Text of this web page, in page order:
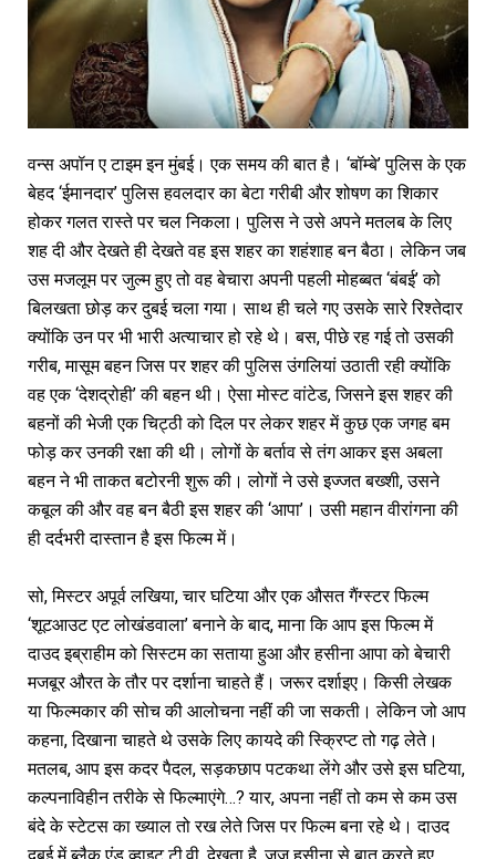
वन्स अपॉन ए टाइम इन मुंबई। एक समय की बात है। ‘बॉम्बे’ पुलिस के एक
बेहद ‘ईमानदार’ पुलिस हवलदार का बेटा गरीबी और शोषण का शिकार
होकर गलत रास्ते पर चल निकला। पुलिस ने उसे अपने मतलब के लिए
शह दी और देखते ही देखते वह इस शहर का शहंशाह बन बैठा। लेकिन जब
उस मजलूम पर जुल्म हुए तो वह बेचारा अपनी पहली मोहब्बत ‘बंबई’ को
बिलखता छोड़ कर दुबई चला गया। साथ ही चले गए उसके सारे रिश्तेदार
क्योंकि उन पर भी भारी अत्याचार हो रहे थे। बस, पीछे रह गई तो उसकी
गरीब, मासूम बहन जिस पर शहर की पुलिस उंगलियां उठाती रही क्योंकि
वह एक ‘देशद्रोही’ की बहन थी। ऐसा मोस्ट वांटेड, जिसने इस शहर की
बहनों की भेजी एक चिट्ठी को दिल पर लेकर शहर में कुछ एक जगह बम
फोड़ कर उनकी रक्षा की थी। लोगों के बर्ताव से तंग आकर इस अबला
बहन ने भी ताकत बटोरनी शुरू की। लोगों ने उसे इज्जत बख्शी, उसने
कबूल की और वह बन बैठी इस शहर की ‘आपा’। उसी महान वीरांगना की
ही दर्दभरी दास्तान है इस फिल्म में।
सो, मिस्टर अपूर्व लखिया, चार घटिया और एक औसत गैंग्स्टर फिल्म
‘शूटआउट एट लोखंडवाला’ बनाने के बाद, माना कि आप इस फिल्म में
दाउद इब्राहीम को सिस्टम का सताया हुआ और हसीना आपा को बेचारी
मजबूर औरत के तौर पर दर्शाना चाहते हैं। जरूर दर्शाइए। किसी लेखक
या फिल्मकार की सोच की आलोचना नहीं की जा सकती। लेकिन जो आप
कहना, दिखाना चाहते थे उसके लिए कायदे की स्क्रिप्ट तो गढ़ लेते।
मतलब, आप इस कदर पैदल, सड़कछाप पटकथा लेंगे और उसे इस घटिया,
कल्पनाविहीन तरीके से फिल्माएंगे…? यार, अपना नहीं तो कम से कम उस
बंदे के स्टेटस का ख्याल तो रख लेते जिस पर फिल्म बना रहे थे। दाउद